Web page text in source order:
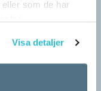
som de har
Visa detaljer
ska tala